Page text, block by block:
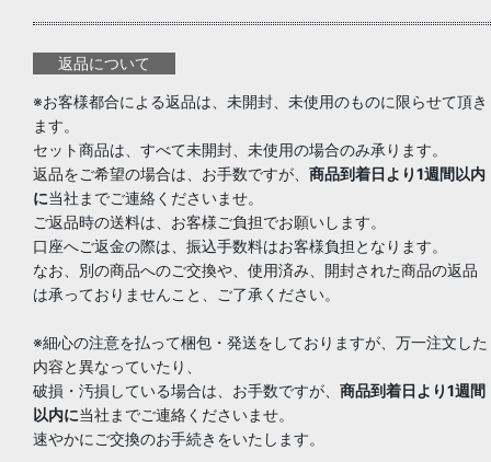
返品について
※お客様都合による返品は、未開封、未使用のものに限らせて頂き
ます。
セット商品は、すべて未開封、未使用の場合のみ承ります。
返品をご希望の場合は、お手数ですが、 商品到着日より1週間以内
に当社までご連絡くださいませ。
ご返品時の送料は、お客様ご負担でお願いします。
口座へご返金の際は、振込手数料はお客様負担となります。
なお、別の商品へのご交換や、使用済み、開封された商品の返品
は承っておりませんこと、ご了承ください。
※細心の注意を払って梱包・発送をしておりますが、万一注文した
内容と異なっていたり、
破損・汚損している場合は、お手数ですが、 商品到着日より1週間
以内に当社までご連絡くださいませ。
速やかにご交換のお手続きをいたします。